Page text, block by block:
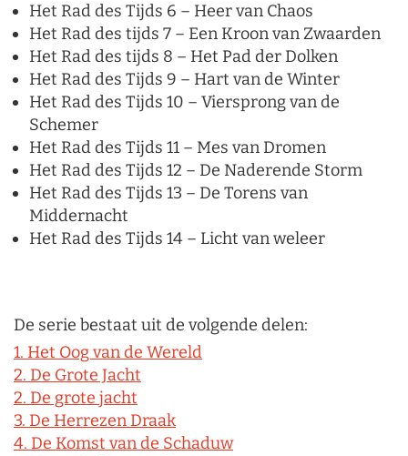
Het Rad des Tijds 6 – Heer van Chaos
Het Rad des tijds 7 – Een Kroon van Zwaarden
Het Rad des tijds 8 – Het Pad der Dolken
Het Rad des Tijds 9 – Hart van de Winter
Het Rad des Tijds 10 – Viersprong van de
Schemer
Het Rad des Tijds 11 – Mes van Dromen
Het Rad des Tijds 12 – De Naderende Storm
Het Rad des Tijds 13 – De Torens van
Middernacht
Het Rad des Tijds 14 – Licht van weleer
De serie bestaat uit de volgende delen:
1. Het Oog van de Wereld
2. De Grote Jacht
2. De grote jacht
3. De Herrezen Draak
4. De Komst van de Schaduw